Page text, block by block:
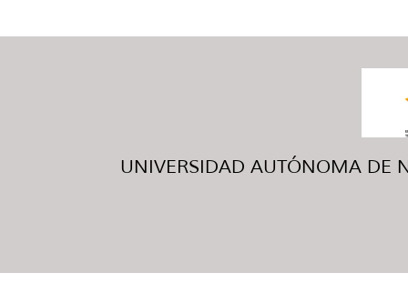
UNIVERSIDAD AUTÓNOMA DE